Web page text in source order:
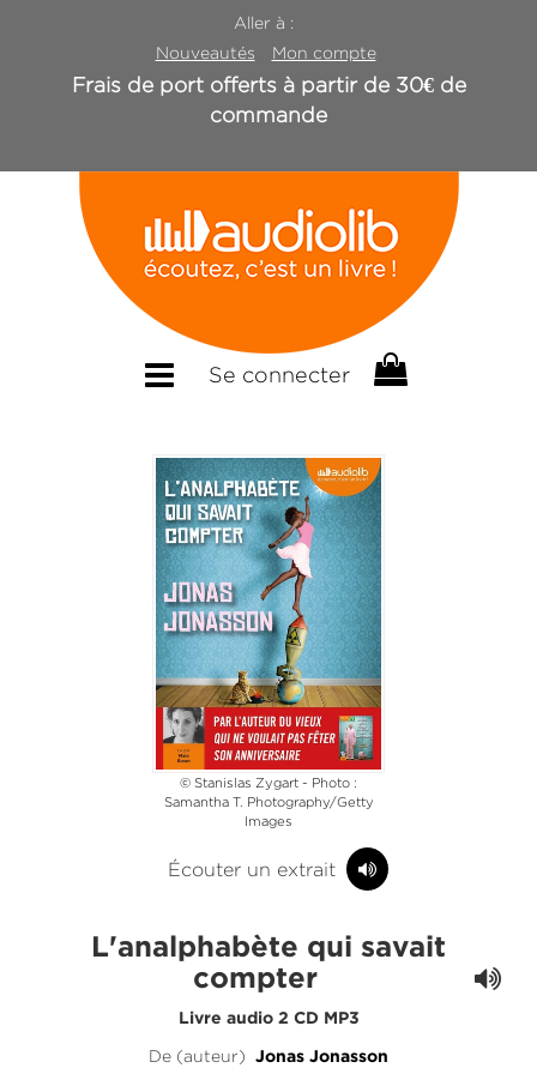
Aller à :
Nouveautés
Mon compte
Frais de port offerts à partir de 30€ de
commande
Se connecter
© Stanislas Zygart - Photo :
Samantha T. Photography/Getty
Images
Écouter un extrait
L'analphabète qui savait
compter
Livre audio 2 CD MP3
De (auteur) Jonas Jonasson